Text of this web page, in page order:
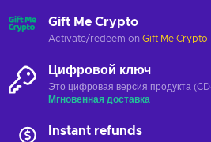
Gift Me Crypto
Activate/redeem on Gift Me Crypto
Цифровой ключ
Это цифровая версия продукта
Мгновенная доставка
Instant refunds